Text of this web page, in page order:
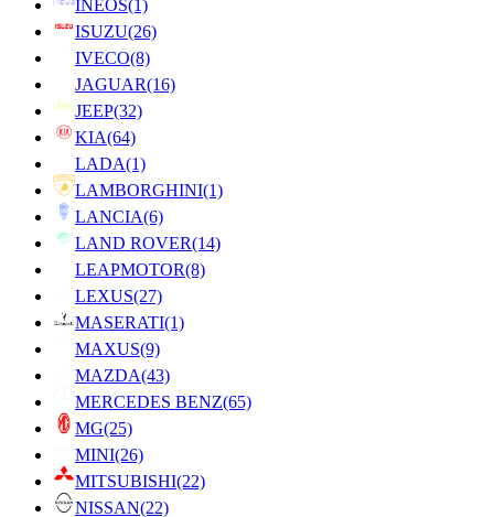
INEOS(1)
ISUZU(26)
IVECO(8)
JAGUAR(16)
JEEP(32)
KIA(64)
LADA(1)
LAMBORGHINI(1)
LANCIA(6)
LAND ROVER(14)
LEAPMOTOR(8)
LEXUS(27)
MASERATI(1)
MAXUS(9)
MAZDA(43)
MERCEDES BENZ(65)
MG(25)
MINI(26)
MITSUBISHI(22)
NISSAN(22)